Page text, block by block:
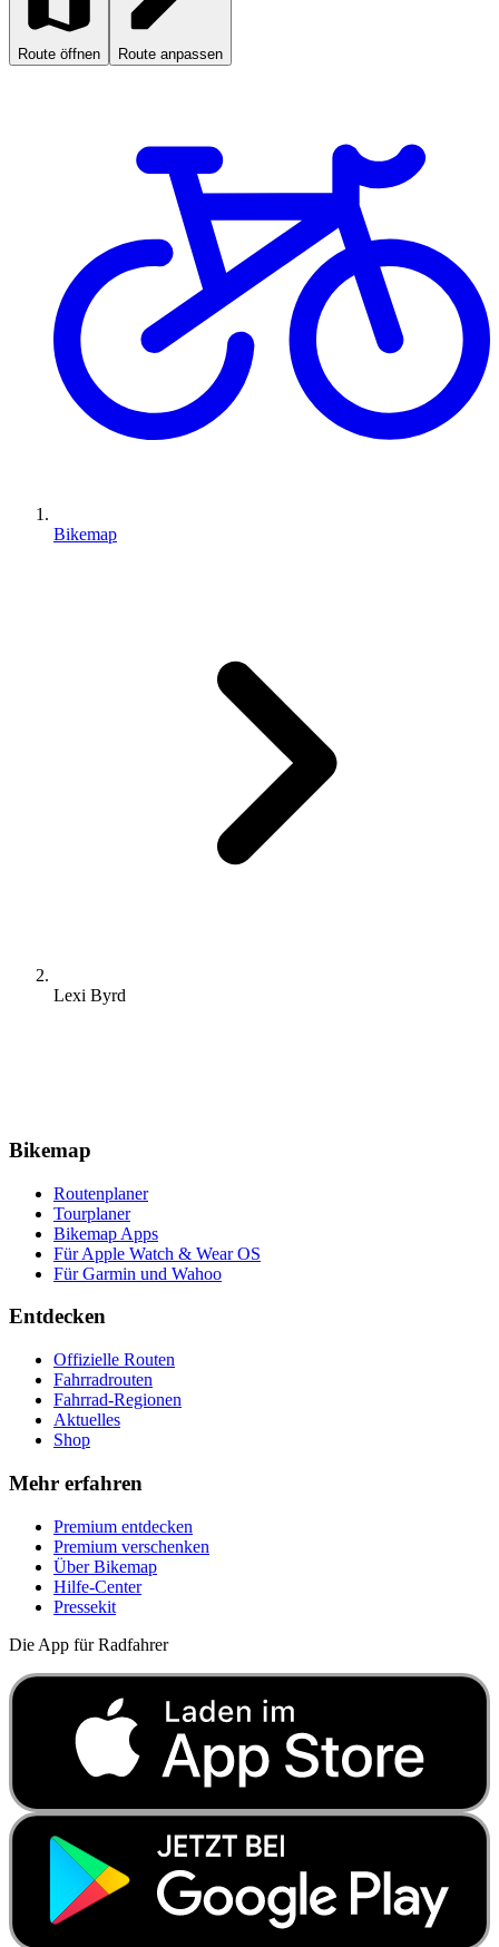
Route öffnen Route anpassen
Bikemap
Lexi Byrd
Bikemap
Routenplaner
Tourplaner
Bikemap Apps
Für Apple Watch & Wear OS
Für Garmin und Wahoo
Entdecken
Offizielle Routen
Fahrradrouten
Fahrrad-Regionen
Aktuelles
Shop
Mehr erfahren
Premium entdecken
Premium verschenken
Über Bikemap
Hilfe-Center
Pressekit
Die App für Radfahrer